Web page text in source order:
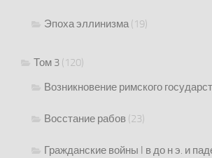
Эпоха эллинизма(19)
Том 3 (120)
Возникновение римского
Восстание рабов (23)
Гражданские войны I в до н э. и